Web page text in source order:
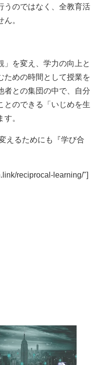
うのではなく、全教育活
。
を変え、 学力の向上と
ための時間として授業を
者との集団の中で、自分
とのできる「いじめを生
。
えるためにも『学び合
reciprocal-learning/"]